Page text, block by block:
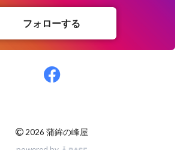
フォローする
©2026 蒲鉾の峰屋